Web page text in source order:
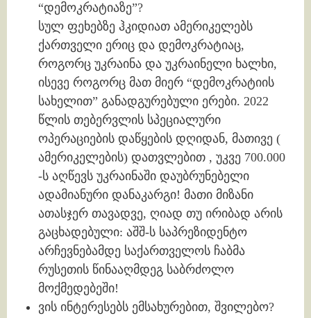
“დემოკრატიაზე”?
სულ ფეხებზე ჰკიდიათ ამერიკელებს
ქართველი ერიც და დემოკრატიაც,
როგორც უკრაინა და უკრაინელი ხალხი,
ისევე როგორც მათ მიერ “დემოკრატიის
სახელით” განადგურებული ერები. 2022
წლის თებერვლის სპეციალური
ოპერაციების დაწყების დღიდან, მათივე (
ამერიკელების) დათვლებით , უკვე 700.000
-ს აღწევს უკრაინაში დაუბრუნებელი
ადამიანური დანაკარგი! მათი მიზანი
ათასჯერ თავადვე, ღიად თუ ირიბად არის
გაცხადებული: აშშ-ს საპრეზიდენტო
არჩევნებამდე საქართველოს ჩაბმა
რუსეთის წინააღმდეგ საბრძოლო
მოქმედებეში!
ვის ინტერესებს ემსახურებით, შვილებო?